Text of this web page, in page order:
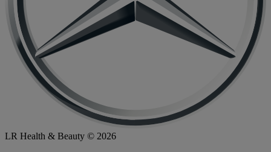
LR Health & Beauty © 2026